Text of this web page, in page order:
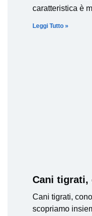
caratteristica è
Leggi Tutto »
Cani tigrati,
Cani tigrati,
scopriamo